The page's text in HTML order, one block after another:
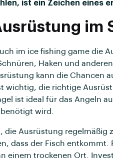
ist ein Zeichen eines
im
im ice fishing game die
Haken und
kann die Chancen
wichtig, die richtige
ist ideal für das Angeln
wird.
die Ausrüstung regelmäßig
dass der Fisch entkommt.
einem trockenen Ort.